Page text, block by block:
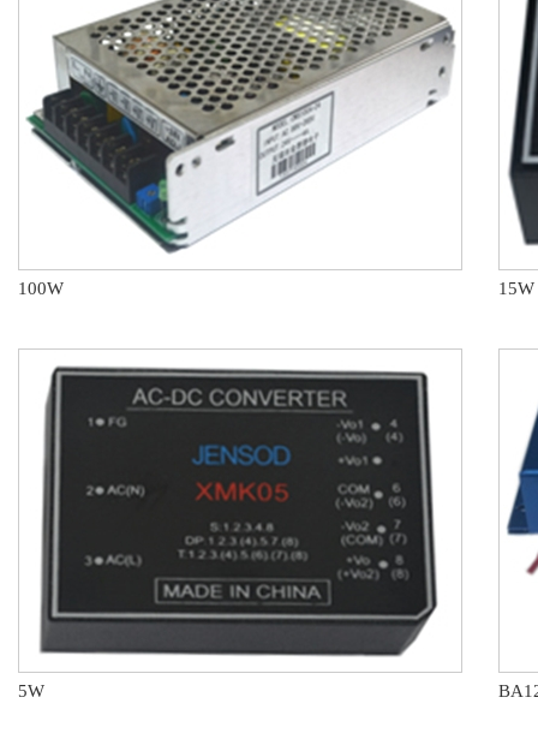
公司荣获电气行业优选潜力品牌，配电领域十大优
参加第四届电力行业变配电及电能质量专业技术交
第八届配电自动化技术应用论坛于大连圆满落下帷
100W 15W
5W